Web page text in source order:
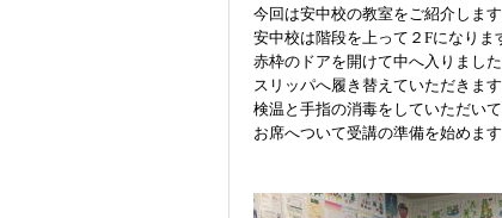
講座紹介
今回は安中校の教室をご紹介します
安中校は階段を上って２Fになりま
赤枠のドアを開けて中へ入りまし
スリッパへ履き替えていただきます
検温と手指の消毒をしていただい
お席へついて受講の準備を始めます